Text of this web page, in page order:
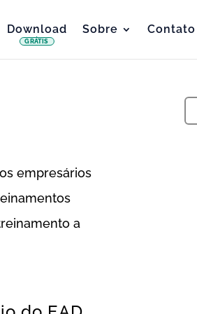
Download
GRÁTIS
Sobre Contato
empresários
a